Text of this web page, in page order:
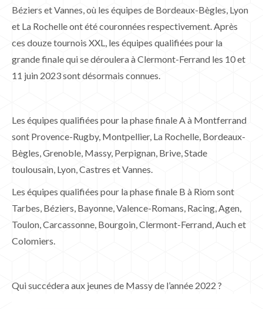
Béziers et Vannes, où les équipes de Bordeaux-Bègles, Lyon
et La Rochelle ont été couronnées respectivement. Après
ces douze tournois XXL, les équipes qualifiées pour la
grande finale qui se déroulera à Clermont-Ferrand les 10 et
11 juin 2023 sont désormais connues.
Les équipes qualifiées pour la phase finale A à Montferrand
sont Provence-Rugby, Montpellier, La Rochelle, Bordeaux-
Bègles, Grenoble, Massy, Perpignan, Brive, Stade
toulousain, Lyon, Castres et Vannes.
Les équipes qualifiées pour la phase finale B à Riom sont
Tarbes, Béziers, Bayonne, Valence-Romans, Racing, Agen,
Toulon, Carcassonne, Bourgoin, Clermont-Ferrand, Auch et
Colomiers.
Qui succédera aux jeunes de Massy de l’année 2022 ?